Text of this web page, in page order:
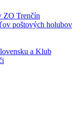
ZO Trenčín
poštových holubov
a Klub